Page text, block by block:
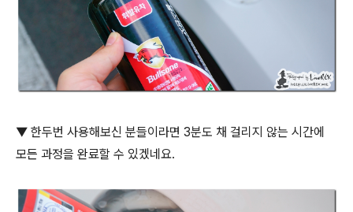
▼ 한두번 사용해보신 분들이라면 3분도 채 걸리지 않는 시간에
모든 과정을 완료할 수 있겠네요.